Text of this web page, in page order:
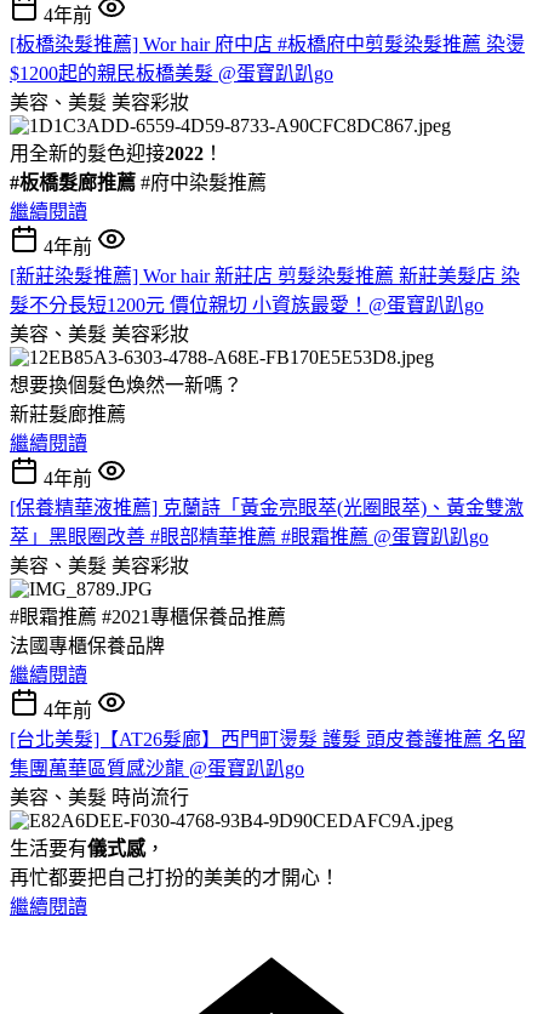
4年前
[板橋染髮推薦] Wor hair 府中店 #板橋府中剪髮染髮推薦 染燙
$1200起的親民板橋美髮 @蛋寶趴趴go
美容、美髮 美容彩妝
用全新的髮色迎接2022 ！
#板橋髮廊推薦 #府中染髮推薦
繼續閱讀
4年前
[新莊染髮推薦] Wor hair 新莊店 剪髮染髮推薦 新莊美髮店 染
髮不分長短1200元 價位親切 小資族最愛！@蛋寶趴趴go
美容、美髮 美容彩妝
想要換個髮色煥然一新嗎？
新莊髮廊推薦
繼續閱讀
4年前
[保養精華液推薦] 克蘭詩「黃金亮眼萃(光圈眼萃)、黃金雙激
萃」黑眼圈改善 #眼部精華推薦 #眼霜推薦 @蛋寶趴趴go
美容、美髮 美容彩妝
#眼霜推薦 #2021專櫃保養品推薦
法國專櫃保養品牌
繼續閱讀
4年前
[台北美髮]【AT26髮廊】西門町燙髮 護髮 頭皮養護推薦 名留
集團萬華區質感沙龍 @蛋寶趴趴go
美容、美髮 時尚流行
生活要有儀式感，
再忙都要把自己打扮的美美的才開心！
繼續閱讀